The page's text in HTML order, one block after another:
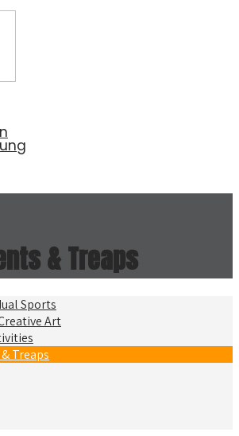
& Treaps
Sports
Art
Treaps